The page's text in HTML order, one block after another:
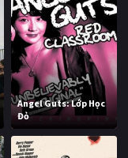
Angel Guts: Lớp Học
Đỏ